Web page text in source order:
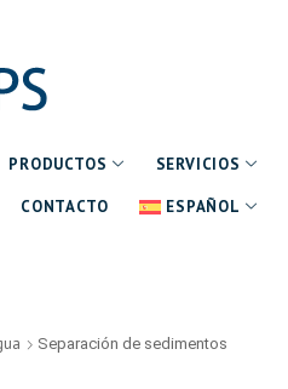
PRODUCTOS SERVICIOS
CONTACTO ESPAÑOL
Separación de sedimentos